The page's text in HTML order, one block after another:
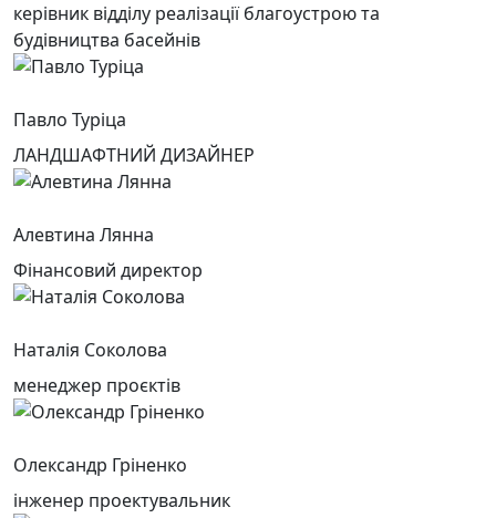
керівник відділу реалізації благоустрою та
будівництва басейнів
Павло Туріца
ЛАНДШАФТНИЙ ДИЗАЙНЕР
Алевтина Лянна
Фінансовий директор
Наталія Соколова
менеджер проєктів
Олександр Гріненко
інженер проектувальник